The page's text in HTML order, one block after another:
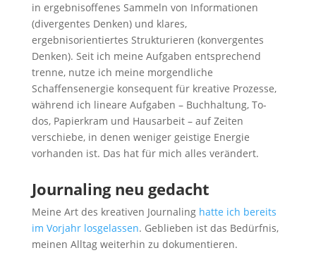
in ergebnisoffenes Sammeln von Informationen
(divergentes Denken) und klares,
ergebnisorientiertes Strukturieren (konvergentes
Denken). Seit ich meine Aufgaben entsprechend
trenne, nutze ich meine morgendliche
Schaffensenergie konsequent für kreative Prozesse,
während ich lineare Aufgaben – Buchhaltung, To-
dos, Papierkram und Hausarbeit – auf Zeiten
verschiebe, in denen weniger geistige Energie
vorhanden ist. Das hat für mich alles verändert.
Journaling neu gedacht
Meine Art des kreativen Journaling hatte ich bereits
im Vorjahr losgelassen. Geblieben ist das Bedürfnis,
meinen Alltag weiterhin zu dokumentieren.